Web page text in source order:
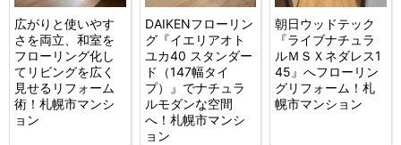
広がりと使いやす
さを両立、和室を
フローリング化し
てリビングを広く
見せるリフォーム
術！札幌市マンシ
ョン
DAIKENフローリン
グ『イエリアオト
ユカ40 スタンダー
ド（147幅タイ
プ）』でナチュラ
ルモダンな空間
へ！札幌市マンシ
ョン
朝日ウッドテック
『ライブナチュラ
ルＭＳＸネダレス1
45』へフローリン
グリフォーム！札
幌市マンション